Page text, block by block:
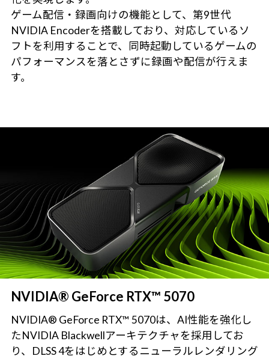
ゲーム配信・録画向けの機能として、第9世代
NVIDIA Encoderを搭載しており、対応しているソ
フトを利用することで、同時起動しているゲームの
パフォーマンスを落とさずに録画や配信が行えま
す。
NVIDIA® GeForce RTX™ 5070
NVIDIA® GeForce RTX™ 5070は、AI性能を強化し
たNVIDIA Blackwellアーキテクチャを採用してお
り、DLSS 4をはじめとするニューラルレンダリング